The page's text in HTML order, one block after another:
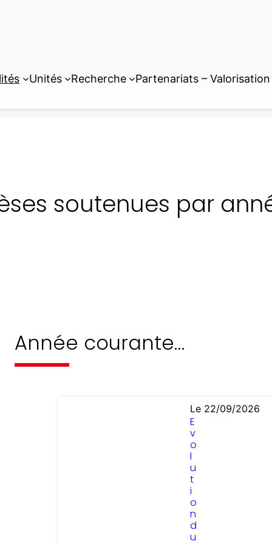
Unités Recherche Partenariats – Valorisation
soutenues par
Année courante…
Le 22/09/2026
E
v
o
l
u
t
i
o
n
d
u